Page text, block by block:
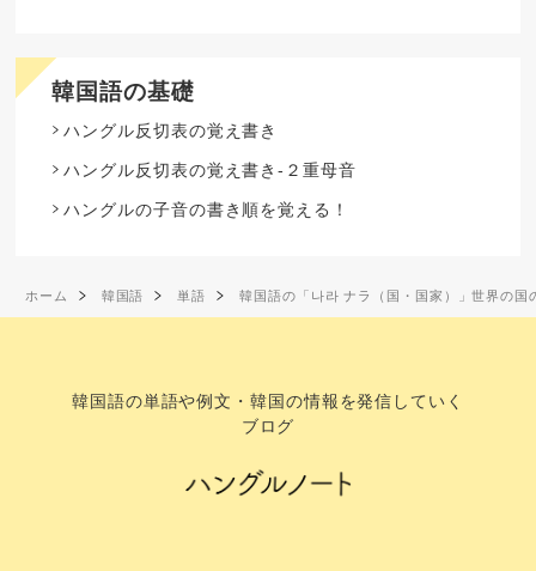
韓国語の基礎
ハングル反切表の覚え書き
ハングル反切表の覚え書き-２重母音
ハングルの子音の書き順を覚える！
ホーム 韓国語 単語 韓国語の「나라 ナラ（国・国家）」世界の国
韓国語の単語や例文・韓国の情報を発信していく
ブログ